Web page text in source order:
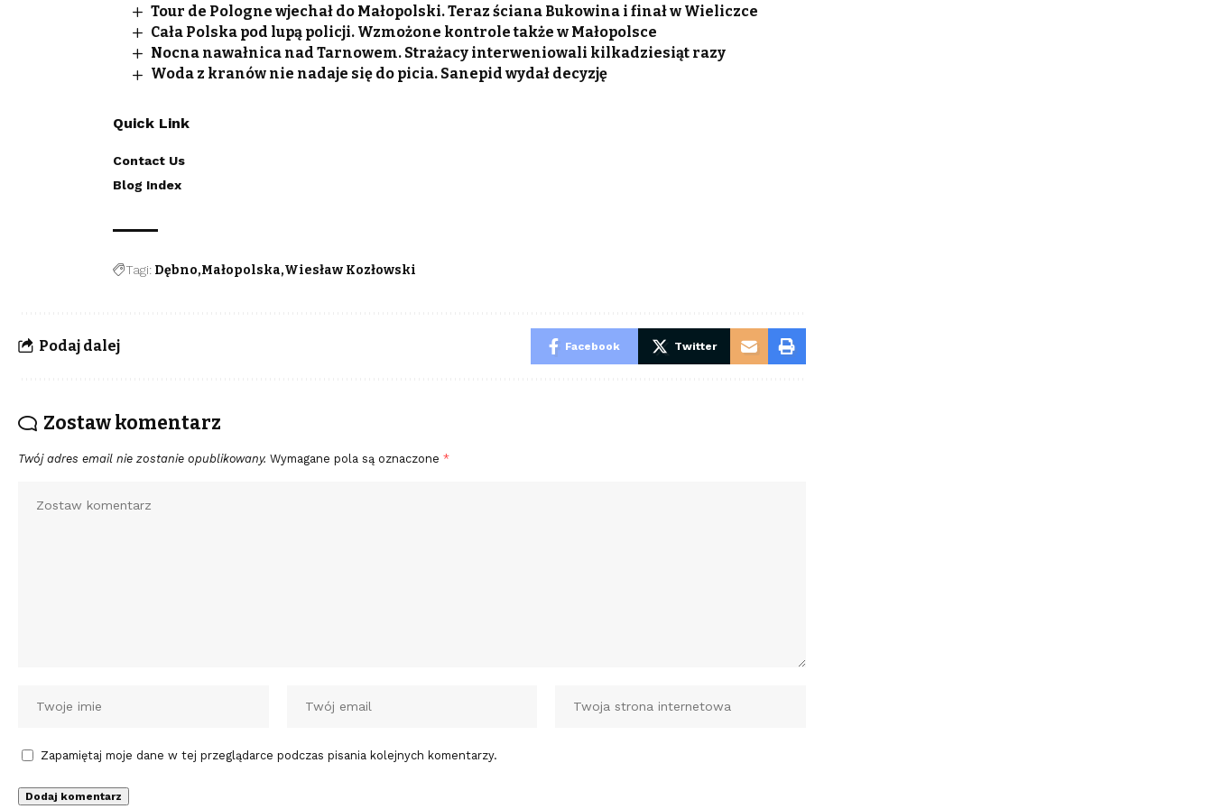
Tour de Pologne wjechał do Małopolski. Teraz ściana Bukowina i finał w Wieliczce
Cała Polska pod lupą policji. Wzmożone kontrole także w Małopolsce
Nocna nawałnica nad Tarnowem. Strażacy interweniowali kilkadziesiąt razy
Woda z kranów nie nadaje się do picia. Sanepid wydał decyzję
Quick Link
Contact Us
Blog Index
Tagi: Dębno Małopolska Wiesław Kozłowski
Podaj dalej Facebook Twitter
Zostaw komentarz
Twój adres email nie zostanie opublikowany. Wymagane pola są oznaczone *
Zapamiętaj moje dane w tej przeglądarce podczas pisania kolejnych komentarzy.